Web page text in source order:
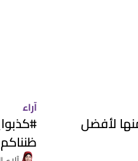
ومنها لأفضل
آراء